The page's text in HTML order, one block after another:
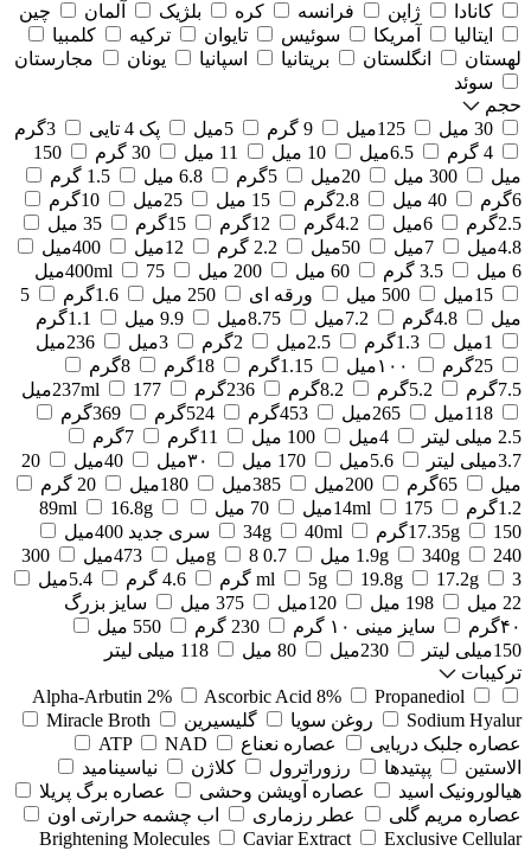
کانادا
ژاپن فرانسه کره بلژیک آلمان
چین
ایتالیا
آمریکا سوئیس تایوان ترکیه
کلمبیا
لهستان
انگلستان بریتانیا اسپانیا یونان
مجارستان
سوئد
حجم
30 میل
125میل 9 گرم 5میل پک 4 تایی
3گرم
4 گرم
6.5میل 10 میل 11 میل 30 گرم
150
میل
300 میل 20میل 5گرم 6.8 میل
1.5 گرم
6گرم
40 میل 2.8گرم 15 میل 25میل
10گرم
2.5گرم
6میل 4.2گرم 12گرم 15گرم
35 میل
4.8میل
7میل 50میل 2.2 گرم 12میل
400میل
6 میل
3.5 گرم 60 میل 200 میل 400ml
75میل
15میل
500 میل ورقه ای 250 میل 1.6گرم
5
میل
4.8گرم 7.2میل 8.75میل 9.9 میل
1.1گرم
1میل
1.3گرم 2.5میل 2گرم 3میل
236میل
25گرم
۱۰۰میل 1.15گرم 18گرم
8گرم
7.5گرم
5.2گرم 8.2گرم 236گرم 237ml
177میل
118میل
265میل 453گرم 524گرم
369گرم
2.5 میلی لیتر
4میل 100 میل 11گرم
7گرم
3.7میلی لیتر
5.6میل 170 میل ۳۰میل 40میل
20
میل
65گرم 200میل 385میل 180میل
20 گرم
1.2گرم
14ml 175میل 70 میل 89ml
16.8g
17.35g
150گرم 34g 40ml
سری جدید 400میل
1.9g
340g 240 میل 0.7 g 8میل 473میل
300
ml
5g 19.8g 17.2g 3 گرم 4.6 گرم
5.4میل
22 میل
198 میل 120میل 375 میل
سایز بزرگ
۴۰گرم
سایز مینی ۱۰ گرم 230 گرم
550 میل
150میلی لیتر
230میل 80 میل
118 میلی لیتر
ترکیبات
Alpha-Arbutin 2%
Ascorbic Acid 8%
Propanediol
Sodium Hyalur
روغن سویا گلیسیرین
Miracle Broth
عصاره جلبک دریایی
عصاره نعناع ATP
NAD
الاستین
پپتیدها رزوراترول کلاژن
⁠نیاسینامید
هیالورونیک اسید
عصاره آویشن وحشی
عصاره برگ پریلا
عصاره مریم گلی
عطر رزماری
اب چشمه حرارتی اون
Brightening Molecules
Caviar Extract
Exclusive Cellular